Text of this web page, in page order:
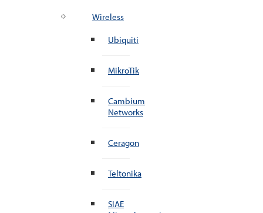
Wireless
Ubiquiti
MikroTik
Cambium
Networks
Ceragon
Teltonika
SIAE